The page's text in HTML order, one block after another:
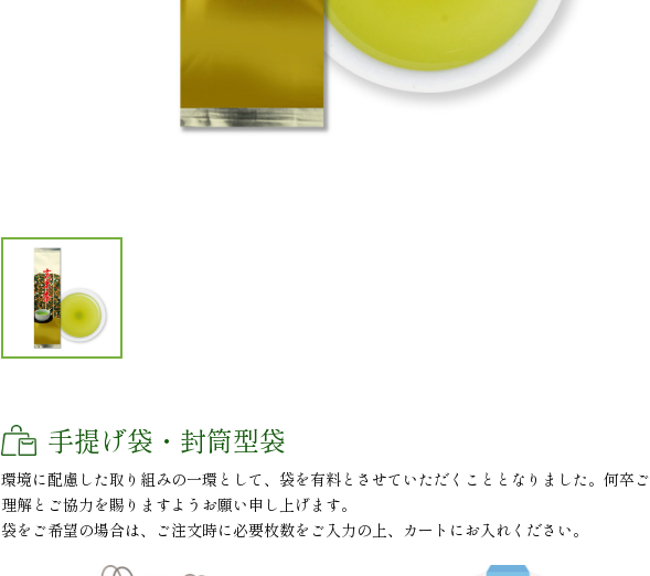
手提げ袋・封筒型袋
環境に配慮した取り組みの一環として、袋を有料とさせていただくこととなりました。何卒ご
理解とご協力を賜りますようお願い申し上げます。
袋をご希望の場合は、ご注文時に必要枚数をご入力の上、カートにお入れください。